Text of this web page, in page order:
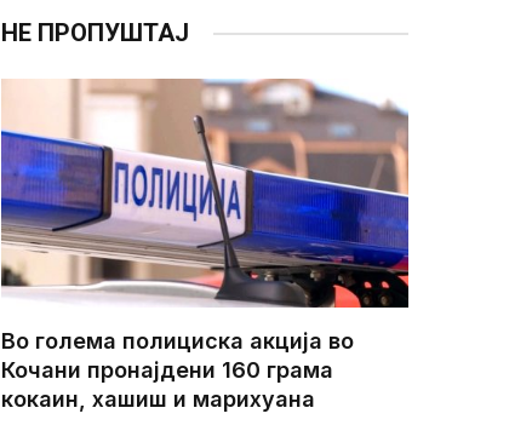
НЕ ПРОПУШТАЈ
Во голема полициска акција во
Кочани пронајдени 160 грама
кокаин, хашиш и марихуана